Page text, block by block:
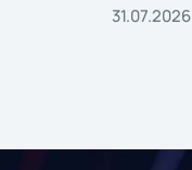
31.07.2026